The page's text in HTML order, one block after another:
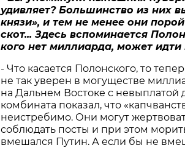
удивляет? Большинство из них
князи», и тем не менее они
скот... Здесь вспоминается
кого нет миллиарда, может идти
- Что касается Полонского, то
не так уверен в могуществе
на Дальнем Востоке с невыплатой
комбината показал, что
неистребимо. Они могут
соблюдать посты и при этом
вмешался Путин. А если бы не